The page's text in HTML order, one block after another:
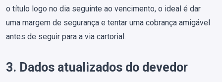
o título logo no dia seguinte ao vencimento, o ideal é dar
uma margem de segurança e tentar uma cobrança amigável
antes de seguir para a via cartorial.
3. Dados atualizados do devedor